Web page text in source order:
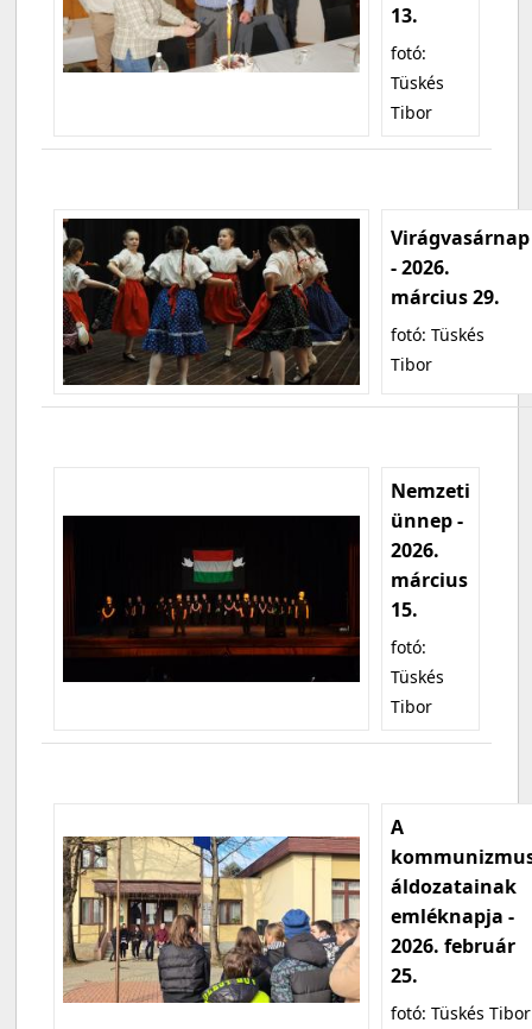
13.
fotó:
Tüskés
Tibor
Virágvasárnap
- 2026.
március 29.
fotó: Tüskés
Tibor
Nemzeti
ünnep -
2026.
március
15.
fotó:
Tüskés
Tibor
A
áldozatainak
emléknapja -
2026. február
25.
fotó: Tüskés Tibor